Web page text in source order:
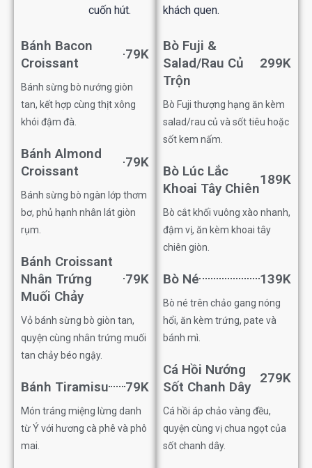
cuốn hút.
Bánh Bacon
Croissant
79K
Bánh sừng bò nướng giòn
tan, kết hợp cùng thịt xông
khói đậm đà.
Bánh Almond
Croissant
79K
Bánh sừng bò ngàn lớp thơm
bơ, phủ hạnh nhân lát giòn
rụm.
Bánh Croissant
Nhân Trứng
Muối Chảy
79K
Vỏ bánh sừng bò giòn tan,
quyện cùng nhân trứng muối
tan chảy béo ngậy.
Bánh Tiramisu 79K
Món tráng miệng lừng danh
từ Ý với hương cà phê và phô
mai.
khách quen.
Bò Fuji &
Salad/Rau Củ
Trộn
299K
Bò Fuji thượng hạng ăn kèm
salad/rau củ và sốt tiêu hoặc
sốt kem nấm.
Bò Lúc Lắc
Khoai Tây Chiên
189K
Bò cắt khối vuông xào nhanh,
đậm vị, ăn kèm khoai tây
chiên giòn.
Bò Né 139K
Bò né trên chảo gang nóng
hổi, ăn kèm trứng, pate và
bánh mì.
Cá Hồi Nướng
Sốt Chanh Dây
279K
Cá hồi áp chảo vàng đều,
quyện cùng vị chua ngọt của
sốt chanh dây.